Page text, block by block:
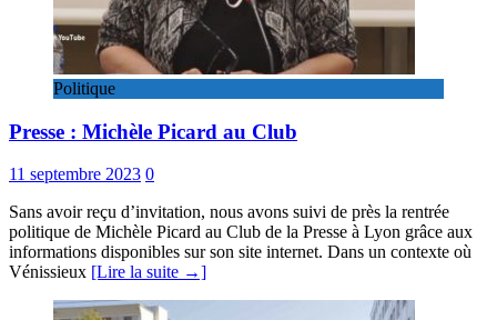
Politique
Presse : Michèle Picard au Club
11 septembre 2023 0
Sans avoir reçu d’invitation, nous avons suivi de près la rentrée
politique de Michèle Picard au Club de la Presse à Lyon grâce aux
informations disponibles sur son site internet. Dans un contexte où
Vénissieux [Lire la suite →]